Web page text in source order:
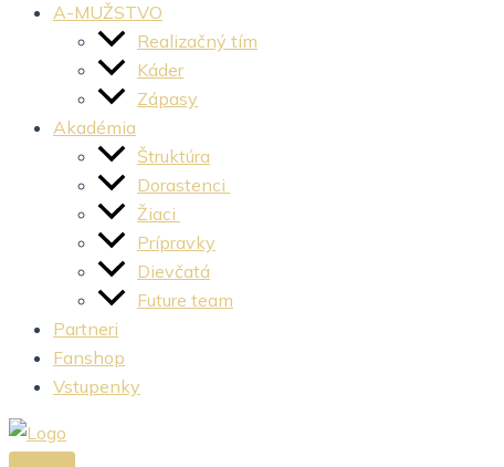
A-MUŽSTVO
Realizačný tím
Káder
Zápasy
Akadémia
Štruktúra
Dorastenci
Žiaci
Prípravky
Dievčatá
Future team
Partneri
Fanshop
Vstupenky